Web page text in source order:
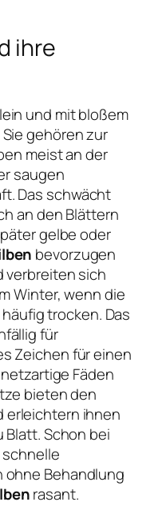
ihre
und mit bloßem
gehören zur
meist an der
saugen
Das schwächt
an den Blättern
gelbe oder
bevorzugen
verbreiten sich
Winter, wenn die
trocken. Das
für
Zeichen für einen
Fäden
bieten den
erleichtern ihnen
Blatt. Schon bei
ohne Behandlung
rasant.